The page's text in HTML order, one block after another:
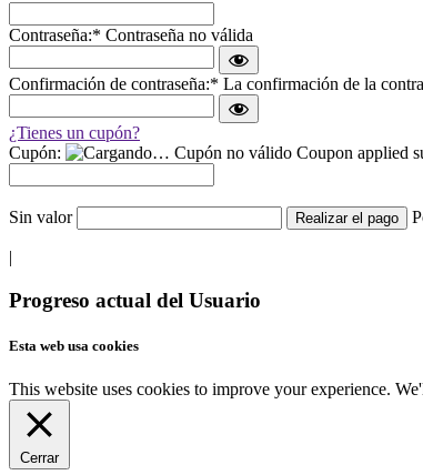
Contraseña:* Contraseña no válida
Confirmación de contraseña:* La confirmación de la
¿Tienes un cupón?
Cupón:
Cupón no válido Coupon applied
Sin valor
|
Barra
Progreso actual del Usuario
Esta web usa cookies
This website uses cookies to improve your experience.
Cerrar